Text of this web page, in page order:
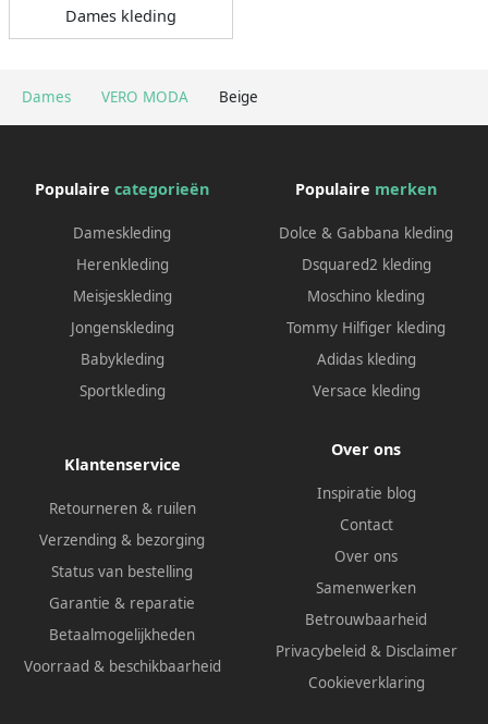
Dames VERO MODA Beige
Dames kleding
Populaire categorieën
Dameskleding
Herenkleding
Meisjeskleding
Jongenskleding
Babykleding
Sportkleding
Populaire merken
Dolce & Gabbana kleding
Dsquared2 kleding
Moschino kleding
Tommy Hilfiger kleding
Adidas kleding
Versace kleding
Klantenservice
Retourneren & ruilen
Verzending & bezorging
Status van bestelling
Garantie & reparatie
Betaalmogelijkheden
Voorraad & beschikbaarheid
Over ons
Inspiratie blog
Contact
Over ons
Samenwerken
Betrouwbaarheid
Privacybeleid & Disclaimer
Cookieverklaring